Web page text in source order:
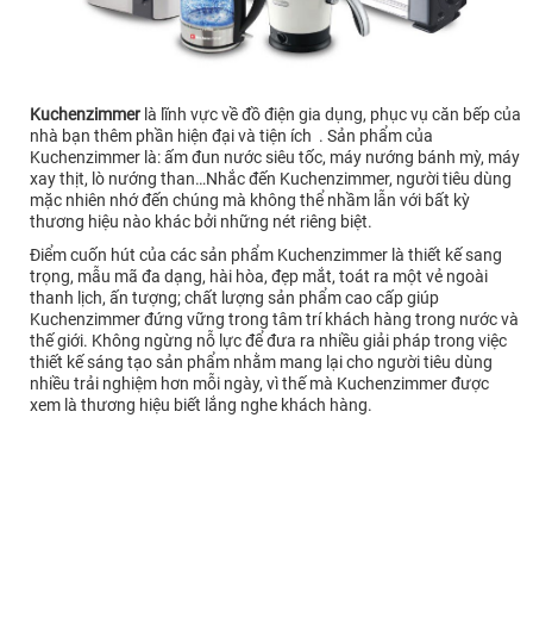
Kuchenzimmer là lĩnh vực về đồ điện gia dụng, phục vụ căn bếp của
nhà bạn thêm phần hiện đại và tiện ích . Sản phẩm của
Kuchenzimmer là: ấm đun nước siêu tốc, máy nướng bánh mỳ, máy
xay thịt, lò nướng than…Nhắc đến Kuchenzimmer, người tiêu dùng
mặc nhiên nhớ đến chúng mà không thể nhầm lẫn với bất kỳ
thương hiệu nào khác bởi những nét riêng biệt.
Điểm cuốn hút của các sản phẩm Kuchenzimmer là thiết kế sang
trọng, mẫu mã đa dạng, hài hòa, đẹp mắt, toát ra một vẻ ngoài
thanh lịch, ấn tượng; chất lượng sản phẩm cao cấp giúp
Kuchenzimmer đứng vững trong tâm trí khách hàng trong nước và
thế giới. Không ngừng nỗ lực để đưa ra nhiều giải pháp trong việc
thiết kế sáng tạo sản phẩm nhằm mang lại cho người tiêu dùng
nhiều trải nghiệm hơn mỗi ngày, vì thế mà Kuchenzimmer được
xem là thương hiệu biết lắng nghe khách hàng.